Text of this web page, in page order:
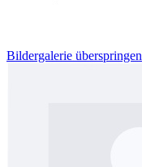
Bildergalerie überspringen